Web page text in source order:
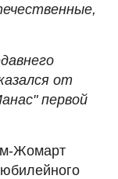
от
первой
Жомарт